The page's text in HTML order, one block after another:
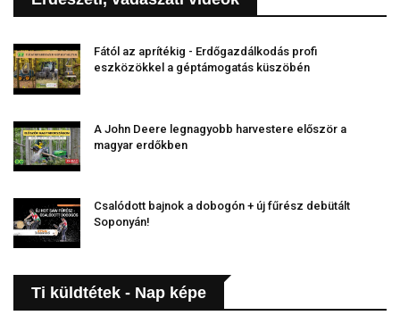
Fától az aprítékig - Erdőgazdálkodás profi
eszközökkel a géptámogatás küszöbén
A John Deere legnagyobb harvestere először a
magyar erdőkben
Csalódott bajnok a dobogón + új fűrész debütált
Soponyán!
Ti küldtétek - Nap képe